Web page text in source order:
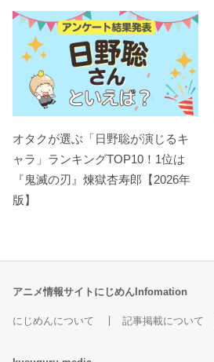
オタクが選ぶ「日野聡が演じるキ
ャラ」ランキングTOP10！1位は
『鬼滅の刃』煉󠄁獄杏寿郎【2026年
版】
アニメ情報サイトにじめんInfomation
にじめんについて 記事掲載について